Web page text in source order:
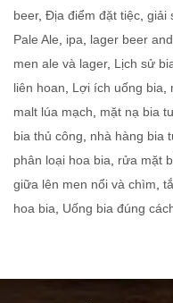
beer, Địa điểm đặt tiệc, giải
Pale Ale, ipa, lager beer
men ale và lager, Lịch sử
liên hoan, Lợi ích uống bia,
malt lúa mạch, mặt nạ bia
bia thủ công, nhà hàng bia
phân loại hoa bia, rửa mặt
giữa lên men nổi và chìm,
hoa bia, Uống bia đúng